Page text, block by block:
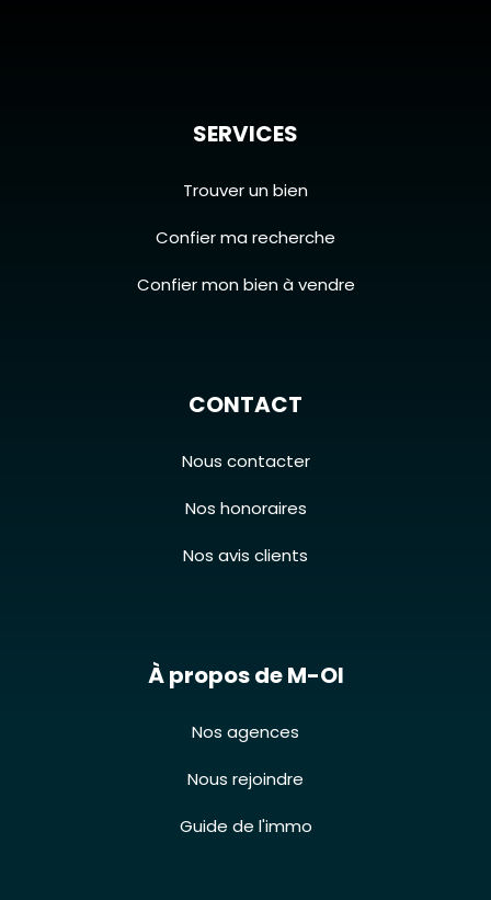
SERVICES
Trouver un bien
Confier ma recherche
Confier mon bien à vendre
CONTACT
Nous contacter
Nos honoraires
Nos avis clients
À propos de M-OI
Nos agences
Nous rejoindre
Guide de l'immo